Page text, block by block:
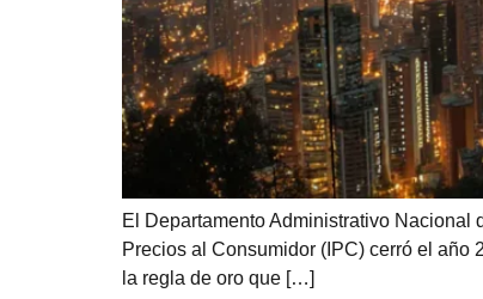
El Departamento Administrativo
Precios al Consumidor (IPC) cerró el año
la regla de oro que […]